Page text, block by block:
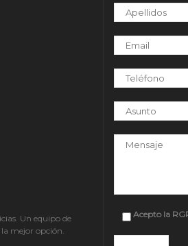
Un equipo de
mejor opción.
Por favor, deja
Acepto la